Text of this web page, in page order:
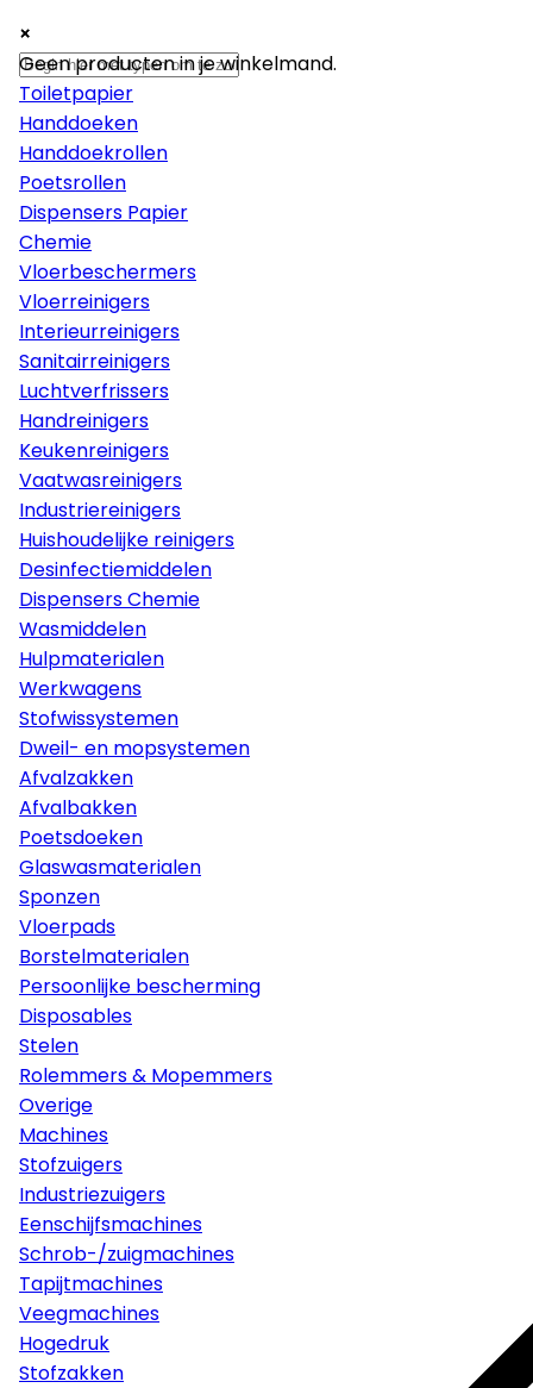
×
Papier
Toiletpapier
Handdoeken
Handdoekrollen
Poetsrollen
Dispensers Papier
Chemie
Vloerbeschermers
Vloerreinigers
Interieurreinigers
Sanitairreinigers
Luchtverfrissers
Handreinigers
Keukenreinigers
Vaatwasreinigers
Industriereinigers
Huishoudelijke reinigers
Desinfectiemiddelen
Dispensers Chemie
Wasmiddelen
Hulpmaterialen
Werkwagens
Stofwissystemen
Dweil- en mopsystemen
Afvalzakken
Afvalbakken
Poetsdoeken
Glaswasmaterialen
Sponzen
Vloerpads
Borstelmaterialen
Persoonlijke bescherming
Disposables
Stelen
Rolemmers & Mopemmers
Overige
Machines
Stofzuigers
Industriezuigers
Eenschijfsmachines
Schrob-/zuigmachines
Tapijtmachines
Veegmachines
Hogedruk
Stofzakken
×
×
Geen producten in je winkelmand.